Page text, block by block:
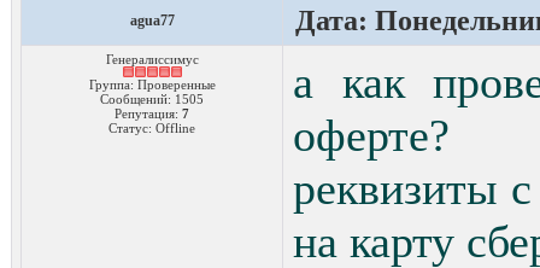
agua77 Дата:
Генералиссимус
Группа: Проверенные
Сообщений: 1505
Репутация: 7
Статус: Offline
а как
оферте?
реквизиты
на карту